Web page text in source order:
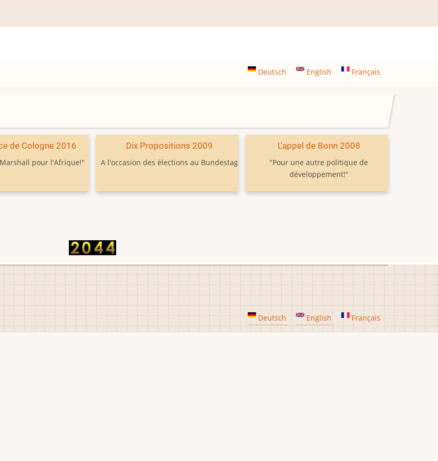
Deutsch English Français
de Cologne 2016
pour l'Afrique!"
Dix Propositions 2009
A l'occasion des élections au Bundestag
L'appel de Bonn 2008
"Pour une autre politique de
développement!"
Deutsch
English Français